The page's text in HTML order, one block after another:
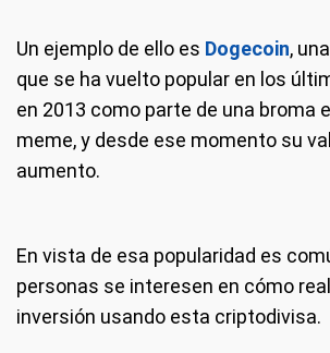
Un ejemplo de ello es Dogecoin,
que se ha vuelto popular en los
en 2013 como parte de una broma
meme, y desde ese momento su
aumento.
En vista de esa popularidad es
personas se interesen en cómo
inversión usando esta criptodivisa.